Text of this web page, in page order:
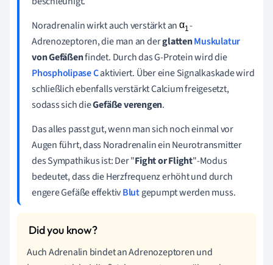
Noradrenalin wirkt auch verstärkt an
-
Adrenozeptoren, die man an derglattenMuskulatur
von Gefäßenfindet. Durch das G-Protein wird die
Phospholipase Caktiviert. Über eine Signalkaskade wird
schließlich ebenfalls verstärkt Calcium freigesetzt,
sodass sich dieGefäße verengen.
Das alles passt gut, wenn man sich noch einmal vor
Augen führt, dass Noradrenalin ein Neurotransmitter
des Sympathikus ist: Der "Fight or Flight"-Modus
bedeutet, dass die Herzfrequenz erhöht und durch
engere Gefäße effektivBlutgepumpt werden muss.
Auch Adrenalin bindet an Adrenozeptoren und